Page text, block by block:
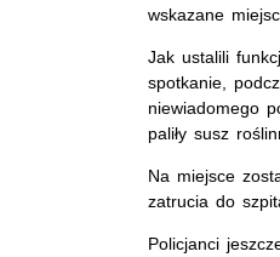
wskazane
Jak ustalili
spotkanie,
niewiadomego
paliły susz
Na miejsce
zatrucia do
Policjanci